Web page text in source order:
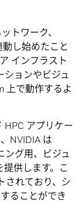
トワーク、
し始めたこと
インフラスト
ションやビジュ
上で動作するよ
HPC アプリケー
NVIDIA は
ング用、ビジュ
供します。こ
されており、シ
ることができ